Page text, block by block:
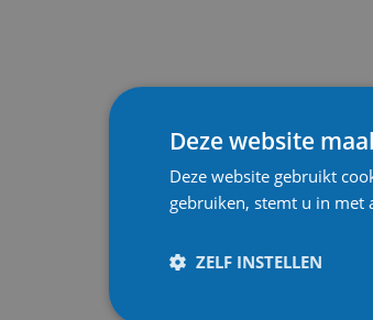
Deze website
Deze website gebruikt
gebruiken, stemt u in met
ZELF INSTELLEN